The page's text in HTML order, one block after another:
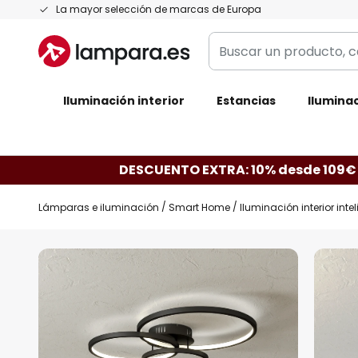
La mayor selección de marcas de Europa
Ir
contenido
Buscar
un
categoría,
Iluminación interior Estancias
DESCUENTO EXTRA: 10% desde
Lámparas e iluminación Smart Home Iluminación interior
Saltar